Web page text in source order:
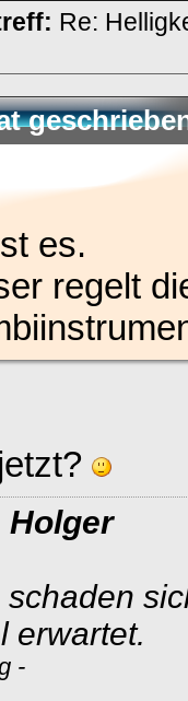
Re:
es.
regelt
Holger
schaden
erwartet.
-